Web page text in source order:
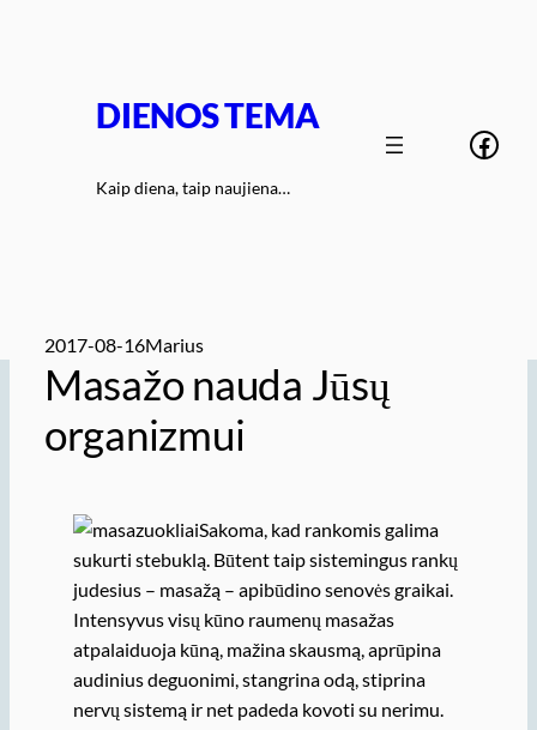
DIENOS TEMA
Kaip diena, taip naujiena…
2017-08-16Marius
Masažo nauda Jūsų
organizmui
Sakoma, kad rankomis galima
sukurti stebuklą. Būtent taip sistemingus rankų
judesius – masažą – apibūdino senovės graikai.
Intensyvus visų kūno raumenų masažas
atpalaiduoja kūną, mažina skausmą, aprūpina
audinius deguonimi, stangrina odą, stiprina
nervų sistemą ir net padeda kovoti su nerimu.